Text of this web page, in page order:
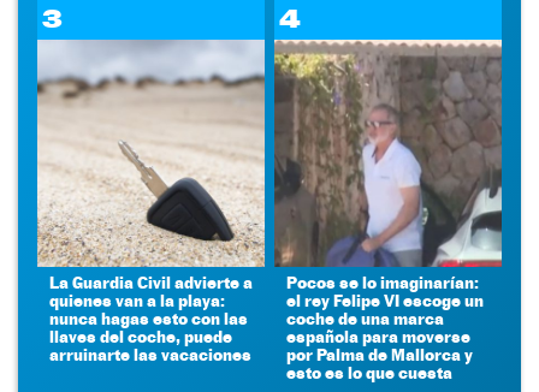
3
La Guardia Civil advierte a
quienes van a la playa:
nunca hagas esto con las
llaves del coche, puede
arruinarte las vacaciones
4
Pocos se lo imaginarían:
el rey Felipe VI escoge un
coche de una marca
española para moverse
por Palma de Mallorca y
esto es lo que cuesta